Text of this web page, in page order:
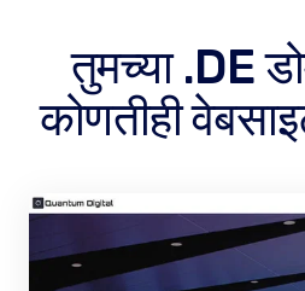
तुमच्या .DE
कोणतीही